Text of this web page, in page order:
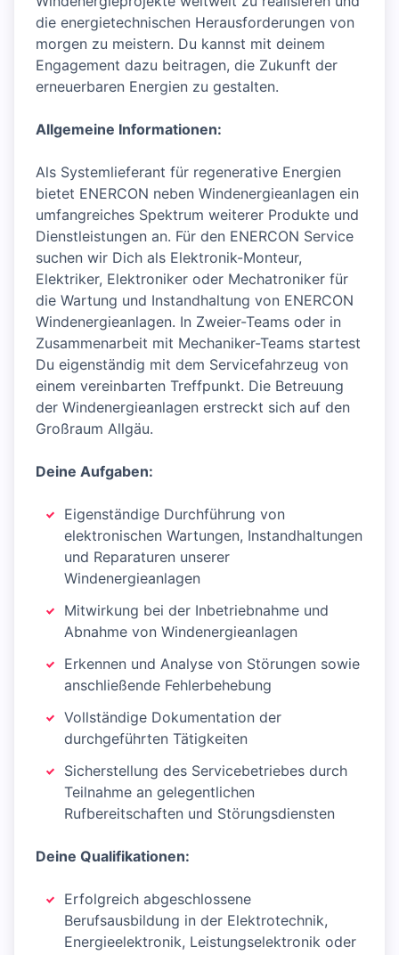
die energietechnischen Herausforderungen von
morgen zu meistern. Du kannst mit deinem
Engagement dazu beitragen, die Zukunft der
erneuerbaren Energien zu gestalten.
Allgemeine Informationen:
Als Systemlieferant für regenerative Energien
bietet ENERCON neben Windenergieanlagen ein
umfangreiches Spektrum weiterer Produkte und
Dienstleistungen an. Für den ENERCON Service
suchen wir Dich als Elektronik-Monteur,
Elektriker, Elektroniker oder Mechatroniker für
die Wartung und Instandhaltung von ENERCON
Windenergieanlagen. In Zweier-Teams oder in
Zusammenarbeit mit Mechaniker-Teams startest
Du eigenständig mit dem Servicefahrzeug von
einem vereinbarten Treffpunkt. Die Betreuung
der Windenergieanlagen erstreckt sich auf den
Großraum Allgäu.
Deine Aufgaben:
Eigenständige Durchführung von
elektronischen Wartungen, Instandhaltungen
und Reparaturen unserer
Windenergieanlagen
Mitwirkung bei der Inbetriebnahme und
Abnahme von Windenergieanlagen
Erkennen und Analyse von Störungen sowie
anschließende Fehlerbehebung
Vollständige Dokumentation der
durchgeführten Tätigkeiten
Sicherstellung des Servicebetriebes durch
Teilnahme an gelegentlichen
Rufbereitschaften und Störungsdiensten
Deine Qualifikationen:
Erfolgreich abgeschlossene
Berufsausbildung in der Elektrotechnik,
Energieelektronik, Leistungselektronik oder